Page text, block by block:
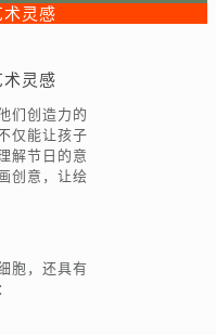
灵感
灵感
们创造力的
仅能让孩子
解节日的意
创意，让绘
胞，还具有